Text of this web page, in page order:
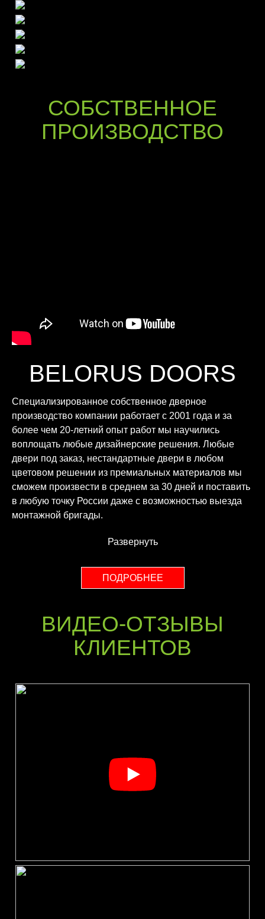
СОБСТВЕННОЕ
ПРОИЗВОДСТВО
BELORUS DOORS
Специализированное собственное дверное
производство компании работает с 2001 года и за
более чем 20-летний опыт работ мы научились
воплощать любые дизайнерские решения. Любые
двери под заказ, нестандартные двери в любом
цветовом решении из премиальных материалов мы
сможем произвести в среднем за 30 дней и поставить
в любую точку России даже с возможностью выезда
монтажной бригады.
Развернуть
ПОДРОБНЕЕ
ВИДЕО-ОТЗЫВЫ
КЛИЕНТОВ